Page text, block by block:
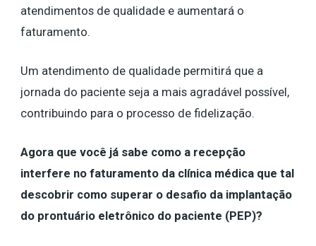
atendimentos de qualidade e aumentará o
faturamento.
Um atendimento de qualidade permitirá que a
jornada do paciente seja a mais agradável possível,
contribuindo para o processo de fidelização.
Agora que você já sabe como a recepção
interfere no faturamento da clínica médica que tal
descobrir como superar o desafio da implantação
do prontuário eletrônico do paciente (PEP)?